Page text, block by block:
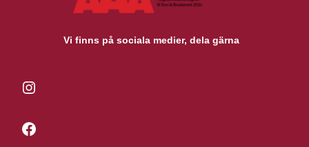
Vi finns på sociala medier, dela gärna
Instagram
Facebook